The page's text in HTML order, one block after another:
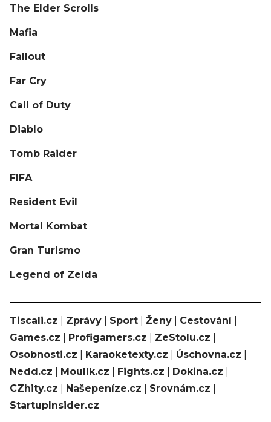
The Elder Scrolls
Mafia
Fallout
Far Cry
Call of Duty
Diablo
Tomb Raider
FIFA
Resident Evil
Mortal Kombat
Gran Turismo
Legend of Zelda
Tiscali.cz Zprávy Sport Ženy Cestování|
Games.cz
Profigamers.cz ZeStolu.cz
Osobnosti.cz
Karaoketexty.cz Úschovna.cz
Nedd.cz
Moulík.cz Fights.cz Dokina.cz
CZhity.cz
Našepeníze.cz Srovnám.cz
StartupInsider.cz